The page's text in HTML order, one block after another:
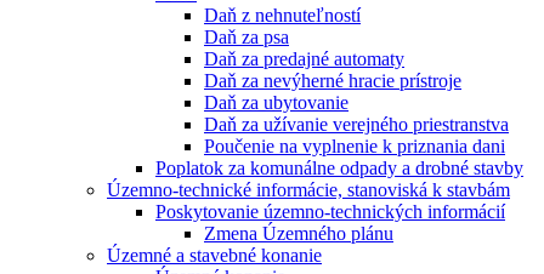
Daň z nehnuteľností
Daň za psa
Daň za predajné automaty
Daň za nevýherné hracie prístroje
Daň za ubytovanie
Daň za užívanie verejného priestranstva
Poučenie na vyplnenie k priznania dani
Poplatok za komunálne odpady a drobné stavby
Územno-technické informácie, stanoviská k stavbám
Poskytovanie územno-technických informácií
Zmena Územného plánu
Územné a stavebné konanie